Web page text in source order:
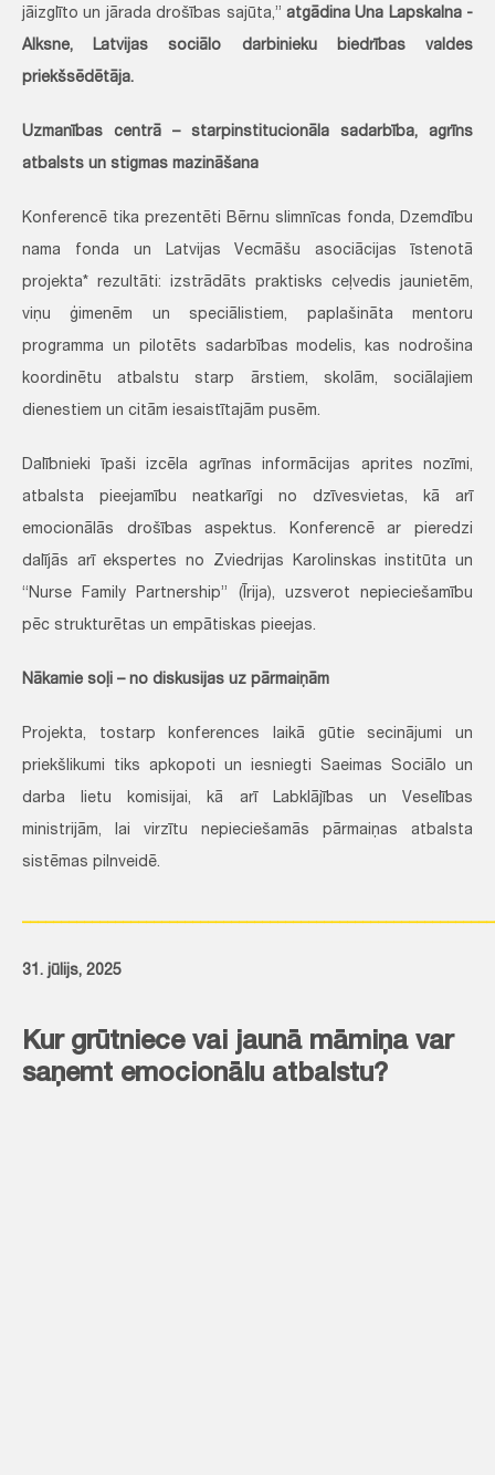
jāizglīto un jārada drošības sajūta,” atgādina Una Lapskalna -
Alksne, Latvijas sociālo darbinieku biedrības valdes
priekšsēdētāja.
Uzmanības centrā – starpinstitucionāla sadarbība, agrīns
atbalsts un stigmas mazināšana
Konferencē tika prezentēti Bērnu slimnīcas fonda, Dzemdību
nama fonda un Latvijas Vecmāšu asociācijas īstenotā
projekta* rezultāti: izstrādāts praktisks ceļvedis jaunietēm,
viņu ģimenēm un speciālistiem, paplašināta mentoru
programma un pilotēts sadarbības modelis, kas nodrošina
koordinētu atbalstu starp ārstiem, skolām, sociālajiem
dienestiem un citām iesaistītajām pusēm.
Dalībnieki īpaši izcēla agrīnas informācijas aprites nozīmi,
atbalsta pieejamību neatkarīgi no dzīvesvietas, kā arī
emocionālās drošības aspektus. Konferencē ar pieredzi
dalījās arī ekspertes no Zviedrijas Karolinskas institūta un
“Nurse Family Partnership” (Īrija), uzsverot nepieciešamību
pēc strukturētas un empātiskas pieejas.
Nākamie soļi – no diskusijas uz pārmaiņām
Projekta, tostarp konferences laikā gūtie secinājumi un
priekšlikumi tiks apkopoti un iesniegti Saeimas Sociālo un
darba lietu komisijai, kā arī Labklājības un Veselības
ministrijām, lai virzītu nepieciešamās pārmaiņas atbalsta
sistēmas pilnveidē.
31. jūlijs, 2025
Kur grūtniece vai jaunā māmiņa var
saņemt emocionālu atbalstu?